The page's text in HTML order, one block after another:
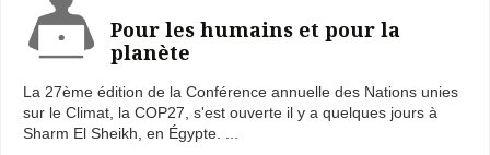
Pour les humains et pour la
planète
La 27ème édition de la Conférence annuelle des Nations unies
sur le Climat, la COP27, s'est ouverte il y a quelques jours à
Sharm El Sheikh, en Égypte. ...